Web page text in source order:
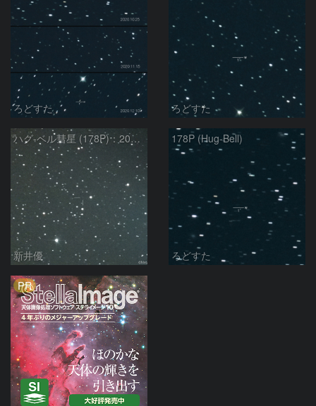
ろどすた ろどすた
ハグ-ベル彗星 (178P)：2020/10/26
新井優
178P (Hug-Bell)
ろどすた
PR